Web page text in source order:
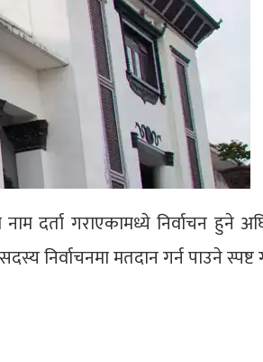
दर्ता गराएकामध्ये निर्वाचन हुने
निर्वाचनमा मतदान गर्न पाउने